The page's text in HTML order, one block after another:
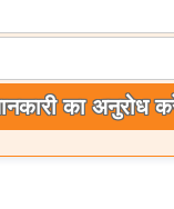
का अनुरोध